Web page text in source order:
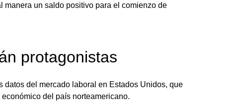
un saldo positivo para el comienzo de
protagonistas
datos del mercado laboral en Estados Unidos, que
del país norteamericano.